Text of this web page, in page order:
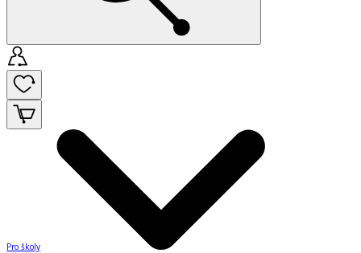
Pro školy